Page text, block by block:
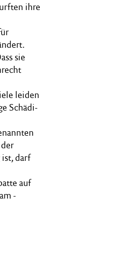
ihre
sie
leiden
Schädi-
darf
auf
-